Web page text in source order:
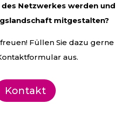
des Netzwerkes werden und
mitgestalten?
Füllen Sie dazu gerne
aus.
Kontakt